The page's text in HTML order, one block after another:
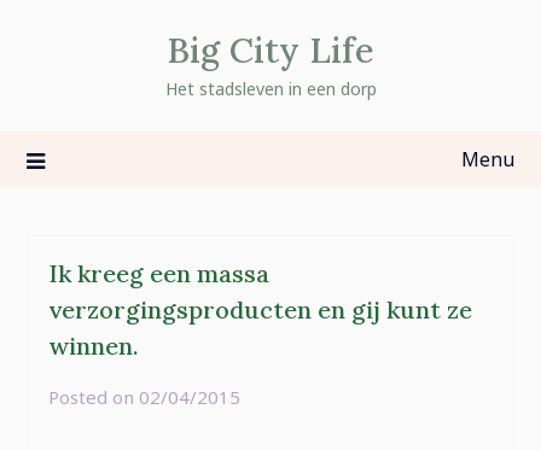
Big City Life
Het stadsleven in een dorp
Menu
Ik kreeg een massa
verzorgingsproducten en gij kunt ze
winnen.
Posted on 02/04/2015